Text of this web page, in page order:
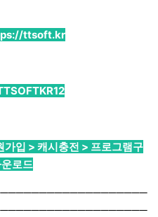
ttsoft.kr
가입 > 캐시충전 > 프로그램구
로드